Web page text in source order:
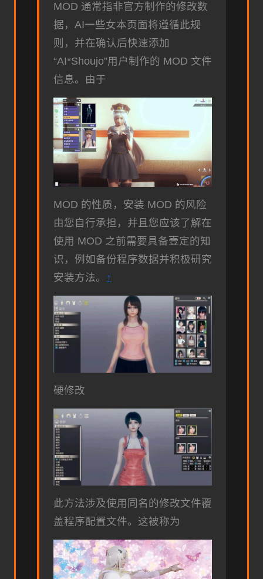
MOD 通常指非官方制作的修改数
据，AI一些女本页面将遵循此规
则，并在确认后快速添加
“AI*Shoujo”用户制作的 MOD 文件
信息。由于
MOD 的性质，安装 MOD 的风险
由您自行承担，并且您应该了解在
使用 MOD 之前需要具备壹定的知
识，例如备份程序数据并积极研究
安装方法。 ↑
硬修改
此方法涉及使用同名的修改文件覆
盖程序配置文件。这被称为